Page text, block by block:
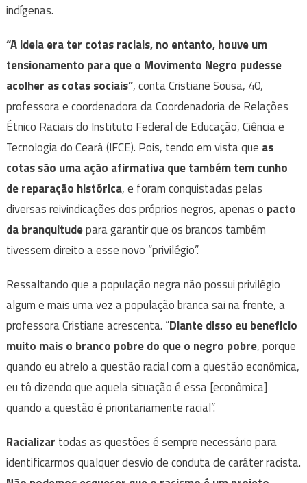
indígenas.
“A ideia era ter cotas raciais, no entanto, houve um
tensionamento para que o Movimento Negro pudesse
acolher as cotas sociais”, conta Cristiane Sousa, 40,
professora e coordenadora da Coordenadoria de Relações
Étnico Raciais do Instituto Federal de Educação, Ciência e
Tecnologia do Ceará (IFCE). Pois, tendo em vista que as
cotas são uma ação afirmativa que também tem cunho
de reparação histórica, e foram conquistadas pelas
diversas reivindicações dos próprios negros, apenas o pacto
da branquitudepara garantir que os brancos também
tivessem direito a esse novo “privilégio”.
Ressaltando que a população negra não possui privilégio
algum e mais uma vez a população branca sai na frente, a
professora Cristiane acrescenta. “Diante disso eu beneficio
muito mais o branco pobre do que o negro pobre, porque
quando eu atrelo a questão racial com a questão econômica,
eu tô dizendo que aquela situação é essa [econômica]
quando a questão é prioritariamente racial”.
Racializar todas as questões é sempre necessário para
identificarmos qualquer desvio de conduta de caráter racista.